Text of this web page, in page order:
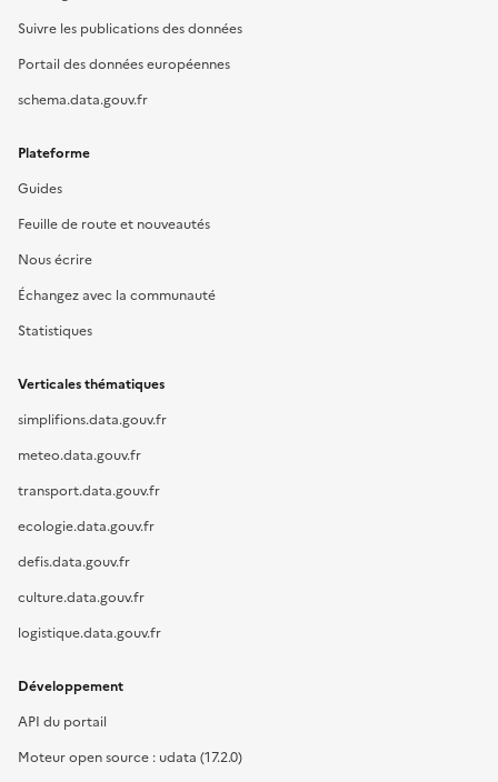
Suivre les publications des données
Portail des données européennes
schema.data.gouv.fr
Plateforme
Guides
Feuille de route et nouveautés
Nous écrire
Échangez avec la communauté
Statistiques
Verticales thématiques
simplifions.data.gouv.fr
meteo.data.gouv.fr
transport.data.gouv.fr
ecologie.data.gouv.fr
defis.data.gouv.fr
culture.data.gouv.fr
logistique.data.gouv.fr
Développement
API du portail
Moteur open source : udata (17.2.0)